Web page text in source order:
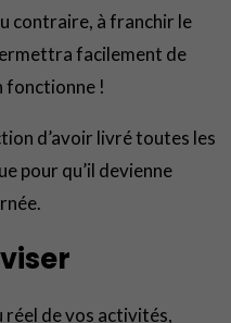
contraire, à franchir le
facilement de
fonctionne !
d’avoir livré toutes les
pour qu’il devienne
réel de vos activités,